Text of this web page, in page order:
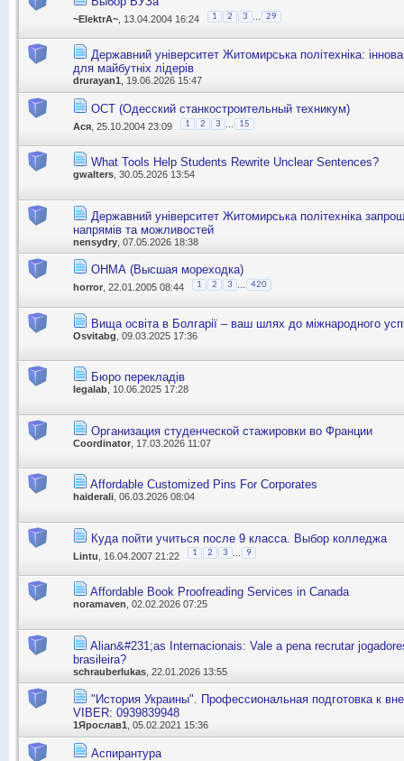
~ElektrA~ , 13.04.2004 16:24 1 2 3 29
Державний університет Житомирська політехніка:
для майбутніх лідерів
drurayan1, 19.06.2026 15:47
ОСТ (Одесский станкостроительный техникум)
Ася , 25.10.2004 23:09 1 2 3 15
What Tools Help Students Rewrite Unclear Sentences?
gwalters , 30.05.2026 13:54
Державний університет Житомирська політехніка
напрямів та можливостей
nensydry , 07.05.2026 18:38
ОНМА (Высшая мореходка)
horror , 22.01.2005 08:44 1 2 3 420
Вища освіта в Болгарії – ваш шлях до міжнародного
Osvitabg , 09.03.2025 17:36
Бюро перекладів
legalab , 10.06.2025 17:28
Организация студенческой стажировки во Франции
Coordinator , 17.03.2026 11:07
Affordable Customized Pins For Corporates
haiderali , 06.03.2026 08:04
Куда пойти учиться после 9 класса. Выбор колледжа
Lintu , 16.04.2007 21:22 1 2 3 ... 9
Affordable Book Proofreading Services in Canada
noramaven , 02.02.2026 07:25
Alian&#231;as Internacionais: Vale a pena recrutar
brasileira?
schrauberlukas , 22.01.2026 13:55
"История Украины". Профессиональная подготовка к
VIBER: 0939839948
1Ярослав1 , 05.02.2021 15:36
Аспирантура